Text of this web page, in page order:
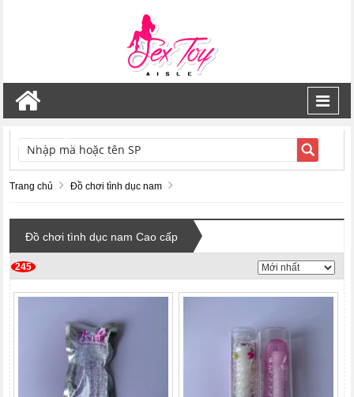
TÌM KIẾM
Trang chủ Đồ chơi tình dục nam
Đồ chơi tình dục nam Cao cấp
245